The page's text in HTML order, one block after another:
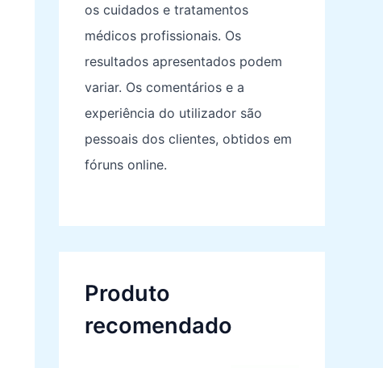
os cuidados e tratamentos
médicos profissionais. Os
resultados apresentados podem
variar. Os comentários e a
experiência do utilizador são
pessoais dos clientes, obtidos em
fóruns online.
Produto
recomendado